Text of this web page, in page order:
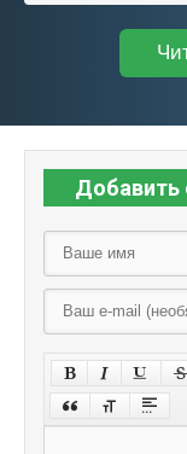
Добавить